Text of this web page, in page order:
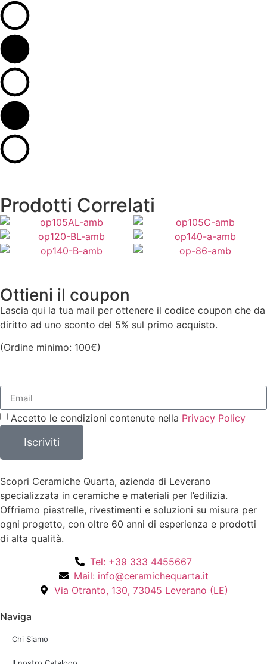
Prodotti Correlati
2.725,00€
Aggiungi al Carrello
1.660,00
Aggiungi al Carrello
2.281,00 €
Aggiungi al Carrello
2.783,00
Aggiungi al Carrello
2.824,00 € 1.660,00 €
Ottieni il coupon
Lascia qui la tua mail per ottenere il codice coupon che da
diritto ad uno sconto del 5% sul primo acquisto.
(Ordine minimo: 100€)
Accetto le condizioni contenute nella Privacy Policy
Iscriviti
Scopri Ceramiche Quarta, azienda di Leverano
specializzata in ceramiche e materiali per l’edilizia.
Offriamo piastrelle, rivestimenti e soluzioni su misura per
ogni progetto, con oltre 60 anni di esperienza e prodotti
di alta qualità.
Tel: +39 333 4455667
Mail: info@ceramichequarta.it
Via Otranto, 130, 73045 Leverano (LE)
Naviga
Chi Siamo